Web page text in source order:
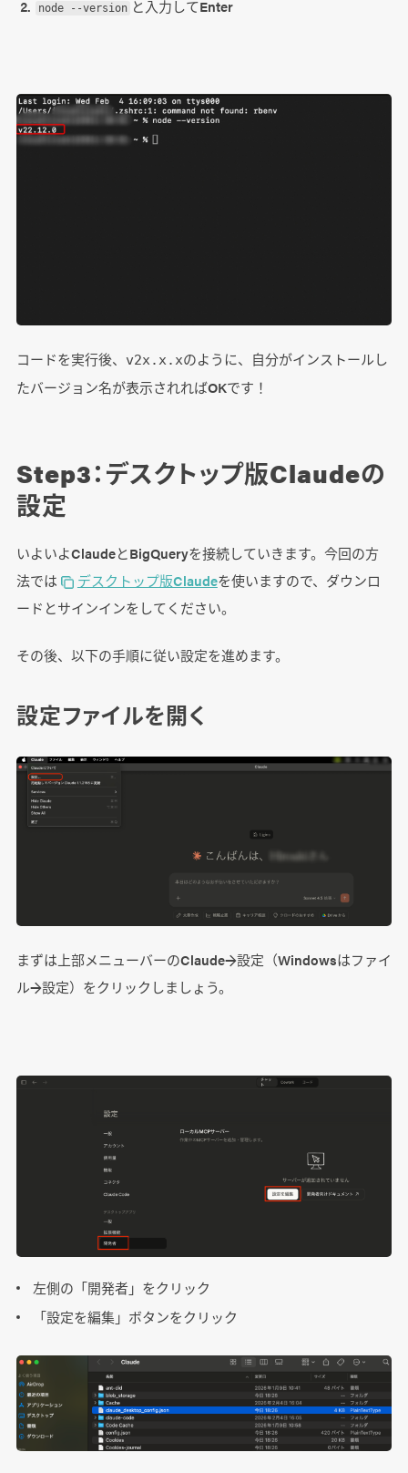
node --version と入力してEnter
コードを実行後、 v2x.x.xのように、自分がインストールし
たバージョン名が表示されればOKです！
Step3：デスクトップ版Claudeの
設定
いよいよClaudeとBigQueryを接続していきます。今回の方
法では
デスクトップ版Claudeを使いますので、ダウンロ
ードとサインインをしてください。
その後、以下の手順に従い設定を進めます。
設定ファイルを開く
まずは上部メニューバーのClaude→設定（Windowsはファイ
ル→設定）をクリックしましょう。
左側の「開発者」をクリック
「設定を編集」ボタンをクリック